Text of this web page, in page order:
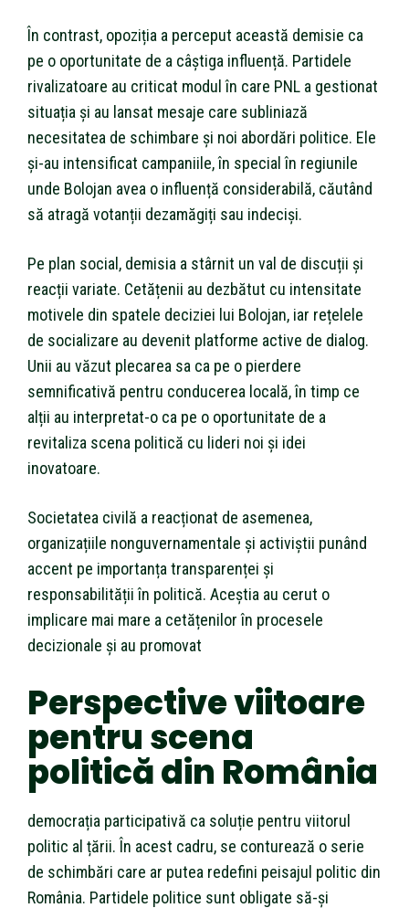
În contrast, opoziția a perceput această demisie ca
pe o oportunitate de a câștiga influență. Partidele
rivalizatoare au criticat modul în care PNL a gestionat
situația și au lansat mesaje care subliniază
necesitatea de schimbare și noi abordări politice. Ele
și-au intensificat campaniile, în special în regiunile
unde Bolojan avea o influență considerabilă, căutând
să atragă votanții dezamăgiți sau indeciși.
Pe plan social, demisia a stârnit un val de discuții și
reacții variate. Cetățenii au dezbătut cu intensitate
motivele din spatele deciziei lui Bolojan, iar rețelele
de socializare au devenit platforme active de dialog.
Unii au văzut plecarea sa ca pe o pierdere
semnificativă pentru conducerea locală, în timp ce
alții au interpretat-o ca pe o oportunitate de a
revitaliza scena politică cu lideri noi și idei
inovatoare.
Societatea civilă a reacționat de asemenea,
organizațiile nonguvernamentale și activiștii punând
accent pe importanța transparenței și
responsabilității în politică. Aceștia au cerut o
implicare mai mare a cetățenilor în procesele
decizionale și au promovat
Perspective viitoare
pentru scena
politică din România
democrația participativă ca soluție pentru viitorul
politic al țării. În acest cadru, se conturează o serie
de schimbări care ar putea redefini peisajul politic din
România. Partidele politice sunt obligate să-și